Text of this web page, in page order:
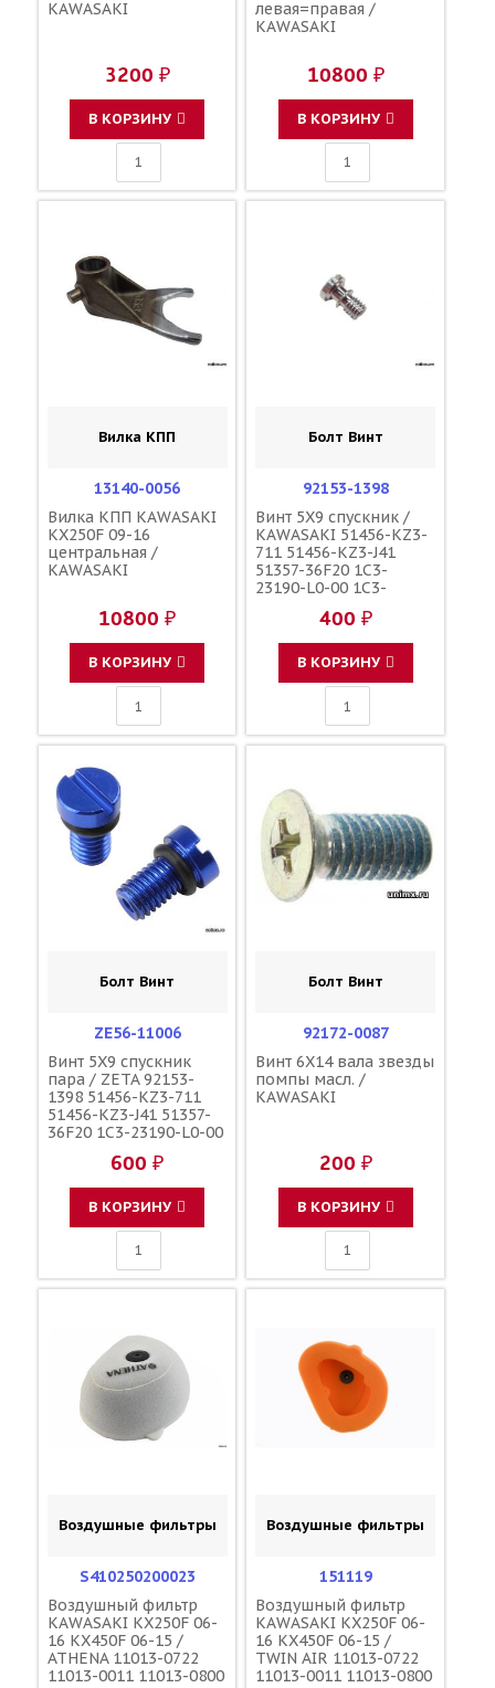
KAWASAKI
3200 ₽
В КОРЗИНУ
левая=правая /
KAWASAKI
10800 ₽
В КОРЗИНУ
Вилка КПП
13140-0056
Вилка КПП KAWASAKI
KX250F 09-16
центральная /
KAWASAKI
10800 ₽
В КОРЗИНУ
Болт Винт
92153-1398
Винт 5X9 спускник /
KAWASAKI 51456-KZ3-
711 51456-KZ3-J41
51357-36F20 1C3-
23190-L0-00 1C3-
110090000601
110090000501
F45300001
400 ₽
В КОРЗИНУ
Болт Винт
ZE56-11006
Винт 5X9 спускник
пара / ZETA 92153-
1398 51456-KZ3-711
51456-KZ3-J41 51357-
36F20 1C3-23190-L0-00
110090000601
110090000501
F45300001
600 ₽
В КОРЗИНУ
Болт Винт
92172-0087
Винт 6X14 вала звезды
помпы масл. /
KAWASAKI
200 ₽
В КОРЗИНУ
Воздушные фильтры
S410250200023
Воздушный фильтр
KAWASAKI KX250F 06-
16 KX450F 06-15 /
ATHENA 11013-0722
11013-0011 11013-0800
Воздушные фильтры
151119
Воздушный фильтр
KAWASAKI KX250F 06-
16 KX450F 06-15 /
TWIN AIR 11013-0722
11013-0011 11013-0800